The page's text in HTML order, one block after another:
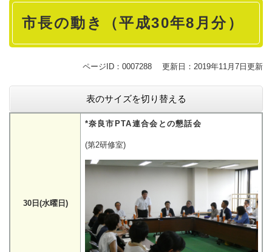
本
市長の動き（平成30年8月分）
ページID：0007288 更新日：2019年11月7日更新
表のサイズを切り替える
30日(水曜日)
*奈良市PTA連合会との懇話会
(第2研修室)